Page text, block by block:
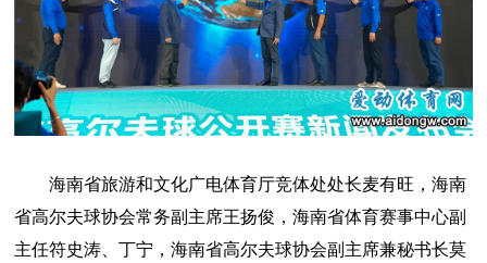
海南省旅游和文化广电体育厅竞体处处长麦有旺，海南
省高尔夫球协会常务副主席王扬俊，海南省体育赛事中心副
主任符史涛、丁宁，海南省高尔夫球协会副主席兼秘书长莫